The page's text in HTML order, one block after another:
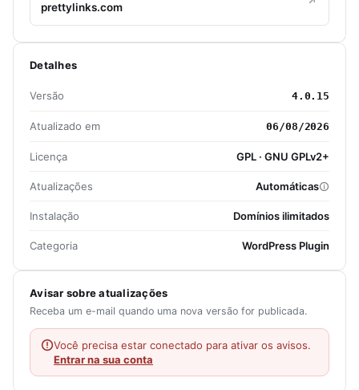
prettylinks.com
Detalhes
Versão 4.0.15
Atualizado em 06/08/2026
Licença GPL · GNU GPLv2+
Atualizações Automáticas
Instalação Domínios ilimitados
Categoria WordPress Plugin
Avisar sobre atualizações
Receba um e-mail quando uma nova versão for publicada.
Você precisa estar conectado para ativar os avisos.
Entrar na sua conta